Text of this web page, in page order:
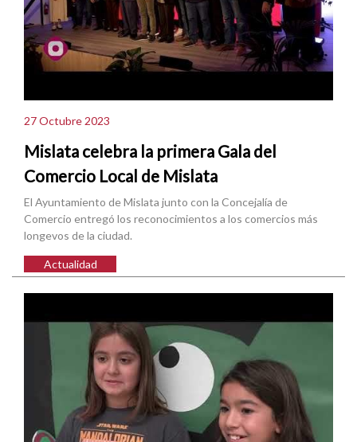
27 Octubre 2023
Mislata celebra la primera Gala del
Comercio Local de Mislata
El Ayuntamiento de Mislata junto con la Concejalía de
Comercio entregó los reconocimientos a los comercios más
longevos de la ciudad.
Actualidad